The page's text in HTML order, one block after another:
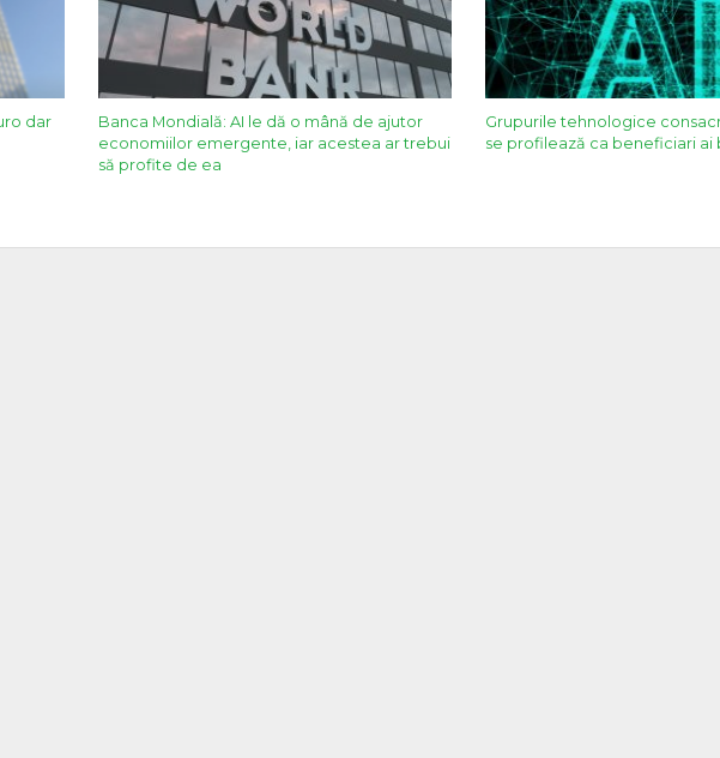
dar
Banca Mondială: AI le dă o mână de ajutor
economiilor emergente, iar acestea ar trebui
să profite de ea
Grupurile tehnologice
se profilează ca beneficiari ai